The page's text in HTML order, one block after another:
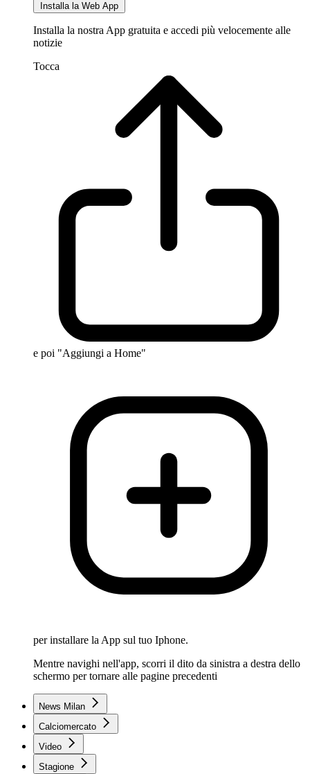
Installa la Web App
Installa la nostra App gratuita e accedi più velocemente alle
notizie
Tocca
e poi "Aggiungi a Home"
per installare la App sul tuo Iphone.
Mentre navighi nell'app, scorri il dito da sinistra a destra dello
schermo per tornare alle pagine precedenti
News Milan
Calciomercato
Video
Stagione